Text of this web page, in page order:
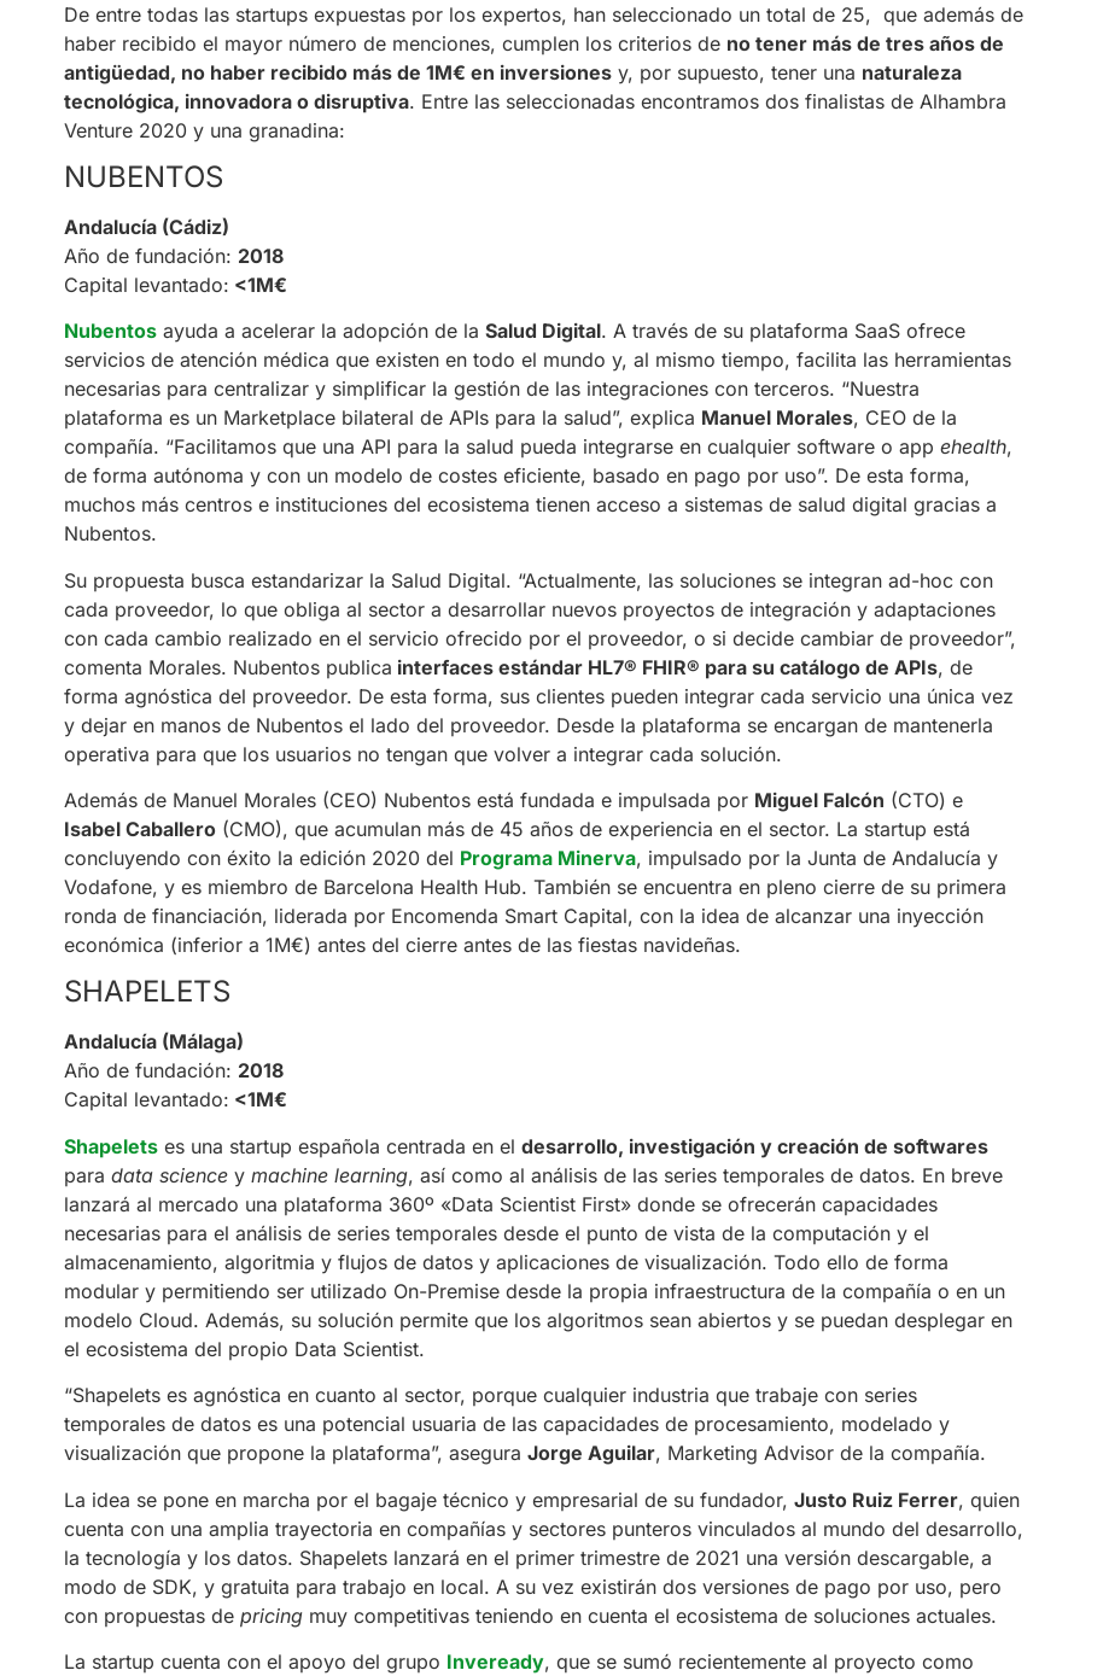
De entre todas las startups expuestas por los expertos, han seleccionado un total de 25, que además de
haber recibido el mayor número de menciones, cumplen los criterios de no tener más de tres años de
antigüedad, no haber recibido más de 1M€ en inversionesy, por supuesto, tener una naturaleza
tecnológica, innovadora o disruptiva. Entre las seleccionadas encontramos dos finalistas de Alhambra
Venture 2020 y una granadina:
NUBENTOS
Andalucía (Cádiz)
Año de fundación: 2018
Capital levantado: <1M€
Nubentosayuda a acelerar la adopción de la Salud Digital. A través de su plataforma SaaS ofrece
servicios de atención médica que existen en todo el mundo y, al mismo tiempo, facilita las herramientas
necesarias para centralizar y simplificar la gestión de las integraciones con terceros. “Nuestra
plataforma es un Marketplace bilateral de APIs para la salud”, explica Manuel Morales, CEO de la
compañía. “Facilitamos que una API para la salud pueda integrarse en cualquier software o app ehealth,
de forma autónoma y con un modelo de costes eficiente, basado en pago por uso”. De esta forma,
muchos más centros e instituciones del ecosistema tienen acceso a sistemas de salud digital gracias a
Nubentos.
Su propuesta busca estandarizar la Salud Digital. “Actualmente, las soluciones se integran ad-hoc con
cada proveedor, lo que obliga al sector a desarrollar nuevos proyectos de integración y adaptaciones
con cada cambio realizado en el servicio ofrecido por el proveedor, o si decide cambiar de proveedor”,
comenta Morales. Nubentos publica interfaces estándar HL7® FHIR® para su catálogo de APIs, de
forma agnóstica del proveedor. De esta forma, sus clientes pueden integrar cada servicio una única vez
y dejar en manos de Nubentos el lado del proveedor. Desde la plataforma se encargan de mantenerla
operativa para que los usuarios no tengan que volver a integrar cada solución.
Además de Manuel Morales (CEO) Nubentos está fundada e impulsada por Miguel Falcón (CTO) e
Isabel Caballero(CMO), que acumulan más de 45 años de experiencia en el sector. La startup está
concluyendo con éxito la edición 2020 del Programa Minerva, impulsado por la Junta de Andalucía y
Vodafone, y es miembro de Barcelona Health Hub. También se encuentra en pleno cierre de su primera
ronda de financiación, liderada por Encomenda Smart Capital, con la idea de alcanzar una inyección
económica (inferior a 1M€) antes del cierre antes de las fiestas navideñas.
SHAPELETS
Andalucía (Málaga)
Año de fundación: 2018
Capital levantado: <1M€
Shapeletses una startup española centrada en el desarrollo, investigación y creación de softwares
para data science ymachine learning, así como al análisis de las series temporales de datos. En breve
lanzará al mercado una plataforma 360º «Data Scientist First» donde se ofrecerán capacidades
necesarias para el análisis de series temporales desde el punto de vista de la computación y el
almacenamiento, algoritmia y flujos de datos y aplicaciones de visualización. Todo ello de forma
modular y permitiendo ser utilizado On-Premise desde la propia infraestructura de la compañía o en un
modelo Cloud. Además, su solución permite que los algoritmos sean abiertos y se puedan desplegar en
el ecosistema del propio Data Scientist.
“Shapelets es agnóstica en cuanto al sector, porque cualquier industria que trabaje con series
temporales de datos es una potencial usuaria de las capacidades de procesamiento, modelado y
visualización que propone la plataforma”, asegura Jorge Aguilar, Marketing Advisor de la compañía.
La idea se pone en marcha por el bagaje técnico y empresarial de su fundador, Justo Ruiz Ferrer, quien
cuenta con una amplia trayectoria en compañías y sectores punteros vinculados al mundo del desarrollo,
la tecnología y los datos. Shapelets lanzará en el primer trimestre de 2021 una versión descargable, a
modo de SDK, y gratuita para trabajo en local. A su vez existirán dos versiones de pago por uso, pero
con propuestas de pricingmuy competitivas teniendo en cuenta el ecosistema de soluciones actuales.
La startup cuenta con el apoyo del grupo Inveready, que se sumó recientemente al proyecto como